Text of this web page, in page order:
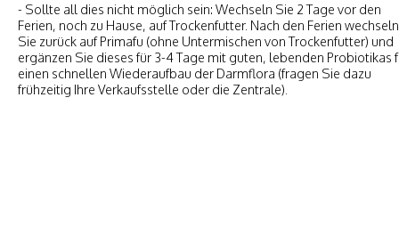
- Sollte all dies nicht möglich sein: Wechseln Sie 2 Tage vor den
Ferien, noch zu Hause, auf Trockenfutter. Nach den Ferien wechseln
Sie zurück auf Primafu (ohne Untermischen von Trockenfutter) und
ergänzen Sie dieses für 3-4 Tage mit guten, lebenden Probiotikas
einen schnellen Wiederaufbau der Darmflora (fragen Sie dazu
frühzeitig Ihre Verkaufsstelle oder die Zentrale).